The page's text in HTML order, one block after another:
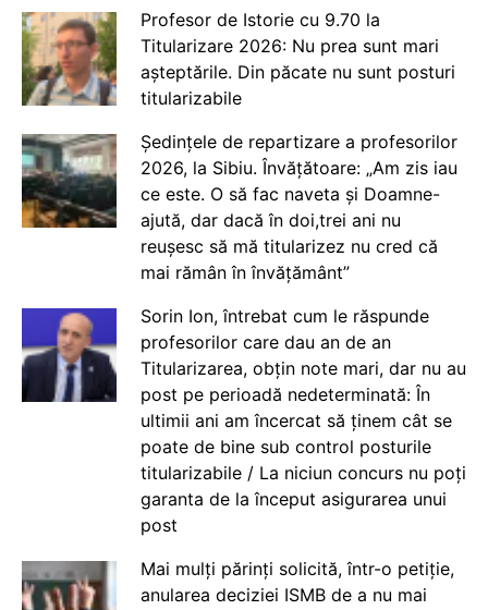
Profesor de Istorie cu 9.70 la
Titularizare 2026: Nu prea sunt mari
așteptările. Din păcate nu sunt posturi
titularizabile
Ședințele de repartizare a profesorilor
2026, la Sibiu. Învățătoare: „Am zis iau
ce este. O să fac naveta și Doamne-
ajută, dar dacă în doi,trei ani nu
reușesc să mă titularizez nu cred că
mai rămân în învățământ”
Sorin Ion, întrebat cum le răspunde
profesorilor care dau an de an
Titularizarea, obțin note mari, dar nu au
post pe perioadă nedeterminată: În
ultimii ani am încercat să ținem cât se
poate de bine sub control posturile
titularizabile / La niciun concurs nu poți
garanta de la început asigurarea unui
post
Mai mulți părinți solicită, într-o petiție,
anularea deciziei ISMB de a nu mai